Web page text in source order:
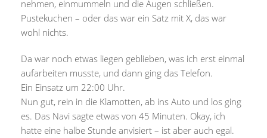
nehmen, einmummeln und die Augen schließen.
Pustekuchen – oder das war ein Satz mit X, das war
wohl nichts.
Da war noch etwas liegen geblieben, was ich erst einmal
aufarbeiten musste, und dann ging das Telefon.
Ein Einsatz um 22:00 Uhr.
Nun gut, rein in die Klamotten, ab ins Auto und los ging
es. Das Navi sagte etwas von 45 Minuten. Okay, ich
hatte eine halbe Stunde anvisiert – ist aber auch egal.